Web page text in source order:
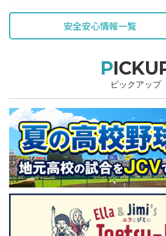
安全安心情報一覧
ピックアップ